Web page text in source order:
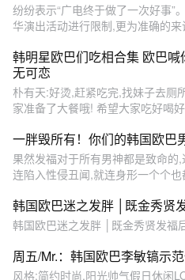
纷纷表示“广电终于做了一次好事”
华演出活动进行限制,更为准确的来
韩明星欧巴们吃相合集 欧巴
无可恋
朴有天:好烫,赶紧吃完,找妹子去厕
家准备了大餐哦! 希望大家吃好喝
一胖毁所有！你们的韩国欧巴
果然发福对于所有男神都是致命
连陷入性侵丑闻,就连身形一个个
韩国欧巴迷之发胖 │既金秀贤
韩国欧巴迷之发胖 │既金秀贤发福
周五/Mr.：韩国欧巴李敏镐示
风格:简约时尚,阳光帅气假日休闲